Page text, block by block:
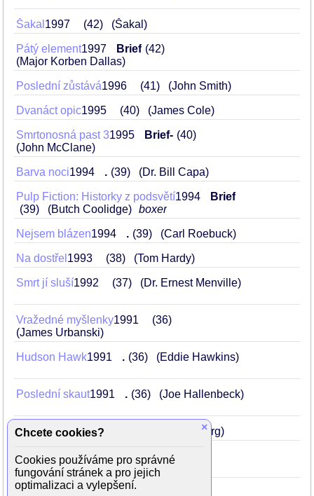
Šakal 1997 42 (Šakal)
Pátý element1997 Brief 42
(Major Korben Dallas)
Poslední zůstává1996 41 (John Smith)
Dvanáct opic1995 40 (James Cole)
Smrtonosná past 31995 Brief- 40
(John McClane)
Barva noci1994 . 39 (Dr. Bill Capa)
Pulp Fiction: Historky z podsvětí1994
Brief
39
(Butch Coolidge) boxer
Nejsem blázen1994 . 39 (Carl Roebuck)
Na dostřel 1993 38 (Tom Hardy)
Smrt jí sluší1992 37 (Dr. Ernest Menville)
Vražedné myšlenky1991
36
(James Urbanski)
Hudson Hawk1991 . 36 (Eddie Hawkins)
Poslední skaut1991 . 36 (Joe Hallenbeck)
Billy Bathgate1991 (Bo Weinberg)
Ohňostroj marnosti1990
35
(Peter Fallow)
Kdopak to mluví 21990
×
Chcete cookies?
Cookies používáme pro správné
fungování stránek a pro jejich
optimalizaci a vylepšení.